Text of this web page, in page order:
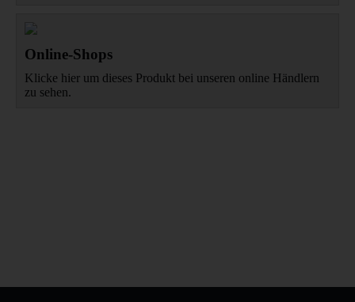
Online-Shops
Klicke hier um dieses Produkt bei unseren online Händlern
zu sehen.